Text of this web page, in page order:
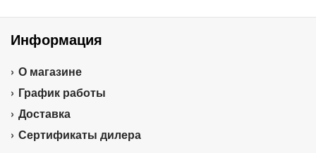
Информация
О магазине
График работы
Доставка
Сертификаты дилера